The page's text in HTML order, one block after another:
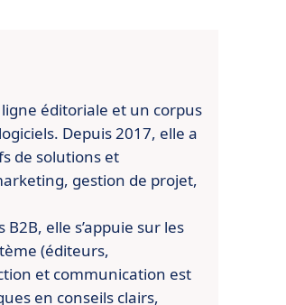
éditoriale et un corpus
Depuis 2017, elle a
de solutions et
gestion de projet,
elle s’appuie sur les
(éditeurs,
et communication est
en conseils clairs,